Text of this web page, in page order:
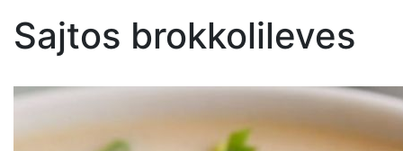
Sajtos brokkolileves